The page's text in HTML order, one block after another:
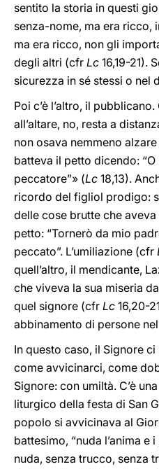
sentito la storia in questi
senza-nome, ma era ricco,
ma era ricco, non gli
degli altri (cfr Lc 16,19-21).
sicurezza in sé stessi o nel
Poi c’è l’altro, il
all’altare, no, resta a
non osava nemmeno
batteva il petto dicendo:
peccatore”» (Lc 18,13).
ricordo del figliol prodigo:
delle cose brutte che
petto: “Tornerò da mio
peccato”. L’umiliazione (cfr
quell’altro, il mendicante,
che viveva la sua miseria
quel signore (cfr Lc 16,20-
abbinamento di persone
In questo caso, il Signore
come avvicinarci, come
Signore: con umiltà. C’è
liturgico della festa di San
popolo si avvicinava al
battesimo, “nuda l’anima e
nuda, senza trucco, senza